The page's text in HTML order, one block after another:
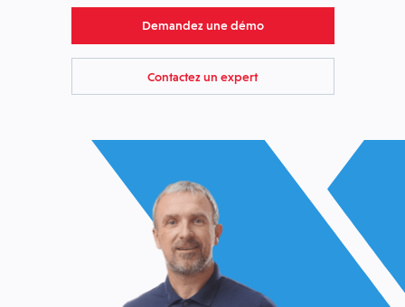
Demandez une démo
Contactez un expert